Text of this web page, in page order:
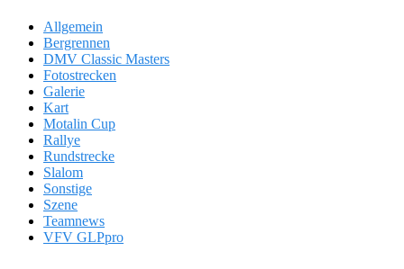
Allgemein
Bergrennen
DMV Classic Masters
Fotostrecken
Galerie
Kart
Motalin Cup
Rallye
Rundstrecke
Slalom
Sonstige
Szene
Teamnews
VFV GLPpro